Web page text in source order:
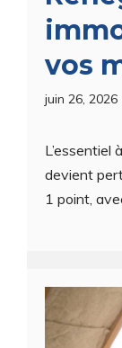
vos
juin 26, 2026
L’essentiel
devient
1 point,